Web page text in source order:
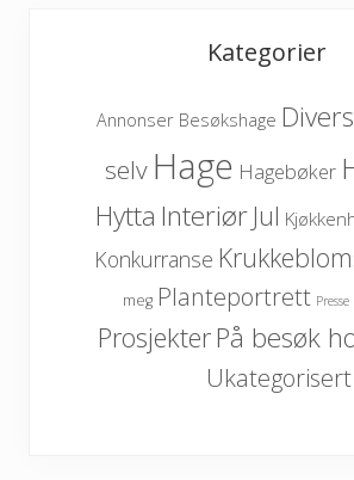
Kategorier
Annonser Besøkshage
selv Hage Hagebøker
Hytta Interiør Jul
Konkurranse
meg Planteportrett Presse
ProsjekterPå besøk
Ukategorisert